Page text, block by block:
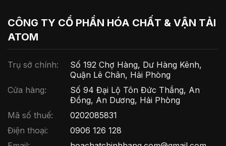
CÔNG TY CỔ PHẦN HÓA CHẤT & VẬN TẢI
ATOM
Trụ sở chính:
Số 192 Chợ Hàng, Dư Hàng Kênh,
Quận Lê Chân, Hải Phòng
Cửa hàng:
Số 94 Đại Lộ Tôn Đức Thắng, An
Đồng, An Dương, Hải Phòng
Mã số thuế:
0202085831
Điện thoại:
0906 126 128